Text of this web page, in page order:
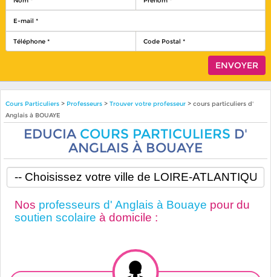
Cours Particuliers> Professeurs > Trouver votre professeur> cours particuliers d'
Anglais à BOUAYE
EDUCIA COURS PARTICULIERS D'
ANGLAIS À BOUAYE
Nos professeurs d' Anglais à Bouaye pour du
soutien scolaire à domicile :